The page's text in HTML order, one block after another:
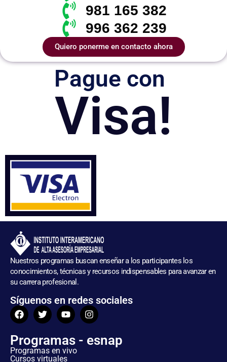
981 165 382
996 362 239
Quiero ponerme en contacto ahora
Pague con
Visa!
Nuestros programas buscan enseñar a los participantes los
conocimientos, técnicas y recursos indispensables para avanzar en
su carrera profesional.
Síguenos en redes sociales
Programas - esnap
Programas en vivo
Cursos virtuales